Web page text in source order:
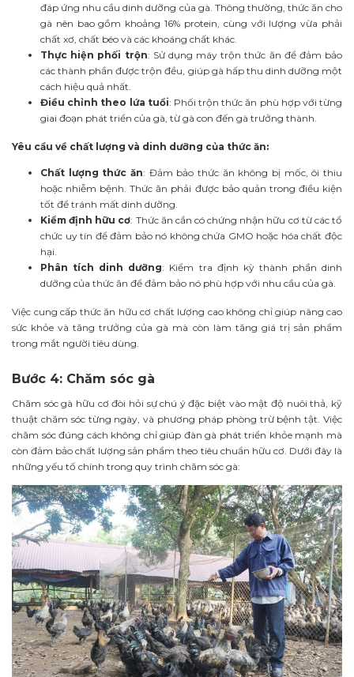
đáp ứng nhu cầu dinh dưỡng của gà. Thông thường, thức ăn cho
gà nên bao gồm khoảng 16% protein, cùng với lượng vừa phải
chất xơ, chất béo và các khoáng chất khác.
Thực hiện phối trộn: Sử dụng máy trộn thức ăn để đảm bảo
các thành phần được trộn đều, giúp gà hấp thu dinh dưỡng một
cách hiệu quả nhất.
Điều chỉnh theo lứa tuổi: Phối trộn thức ăn phù hợp với từng
giai đoạn phát triển của gà, từ gà con đến gà trưởng thành.
Yêu cầu về chất lượng và dinh dưỡng của thức ăn:
Chất lượng thức ăn: Đảm bảo thức ăn không bị mốc, ôi thiu
hoặc nhiễm bệnh. Thức ăn phải được bảo quản trong điều kiện
tốt để tránh mất dinh dưỡng.
Kiểm định hữu cơ: Thức ăn cần có chứng nhận hữu cơ từ các tổ
chức uy tín để đảm bảo nó không chứa GMO hoặc hóa chất độc
hại.
Phân tích dinh dưỡng: Kiểm tra định kỳ thành phần dinh
dưỡng của thức ăn để đảm bảo nó phù hợp với nhu cầu của gà.
Việc cung cấp thức ăn hữu cơ chất lượng cao không chỉ giúp nâng cao
sức khỏe và tăng trưởng của gà mà còn làm tăng giá trị sản phẩm
trong mắt người tiêu dùng.
Bước 4: Chăm sóc gà
Chăm sóc gà hữu cơ đòi hỏi sự chú ý đặc biệt vào mật độ nuôi thả, kỹ
thuật chăm sóc từng ngày, và phương pháp phòng trừ bệnh tật. Việc
chăm sóc đúng cách không chỉ giúp đàn gà phát triển khỏe mạnh mà
còn đảm bảo chất lượng sản phẩm theo tiêu chuẩn hữu cơ. Dưới đây là
những yếu tố chính trong quy trình chăm sóc gà: